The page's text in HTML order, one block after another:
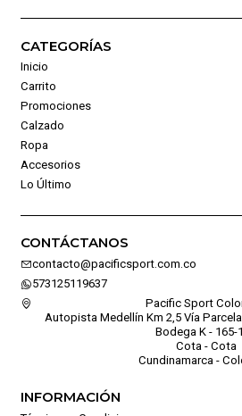
CATEGORÍAS
Inicio
Carrito
Promociones
Calzado
Ropa
Accesorios
Lo Último
CONTÁCTANOS
contacto@pacificsport.com.co
573125119637
Pacific Sport
Autopista Medellín Km 2,5 Vía
Bodega K - 165-
Cota - Cota
Cundinamarca -
INFORMACIÓN